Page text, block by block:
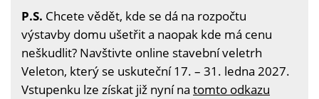
P.S. Chcete vědět, kde se dá na rozpočtu
výstavby domu ušetřit a naopak kde má cenu
neškudlit? Navštivte online stavební veletrh
Veleton, který se uskuteční 17. – 31. ledna 2027.
Vstupenku lze získat již nyní na tomto odkazu